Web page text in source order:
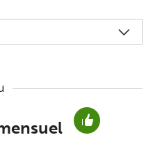
Aucun mot de passe créé